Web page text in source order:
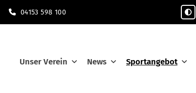
04153 598 100
Unser Verein News Sportangebot